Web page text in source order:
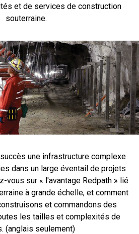
et de services de construction
souterraine.
une infrastructure complexe
dans un large éventail de projets
vous sur « l'avantage Redpath » lié
à grande échelle, et comment
et commandons des
les tailles et complexités de
(anglais seulement)